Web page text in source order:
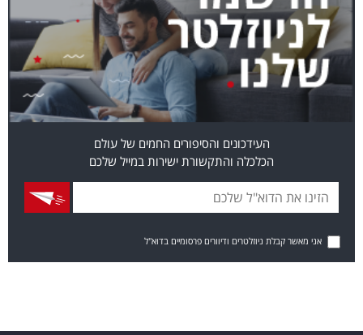
העידכונים והסיפורים החמים של עולם
הכלכלה והתקשורת ישירות במייל שלכם
אני מאשר קבלת ניוזלטרים ודיוורים פרסומיים בדוא"ל